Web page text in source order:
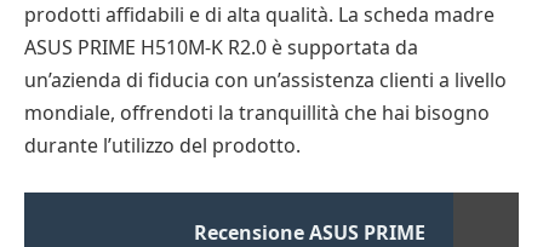
prodotti affidabili e di alta qualità. La scheda madre
ASUS PRIME H510M-K R2.0 è supportata da
un’azienda di fiducia con un’assistenza clienti a livello
mondiale, offrendoti la tranquillità che hai bisogno
durante l’utilizzo del prodotto.
Recensione ASUS PRIME